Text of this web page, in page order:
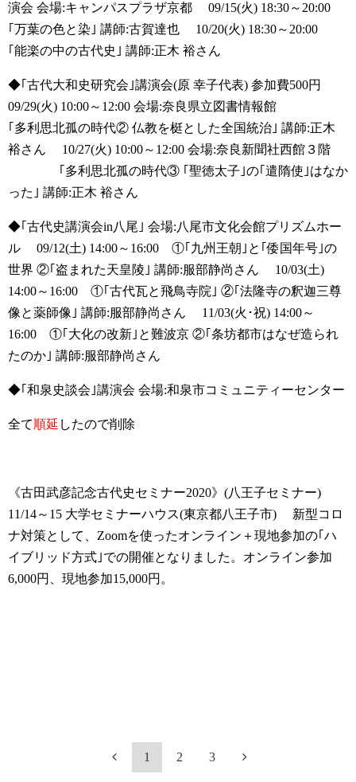
演会 会場:キャンパスプラザ京都 09/15(火) 18:30～20:00
｢万葉の色と染｣ 講師:古賀達也 10/20(火) 18:30～20:00
｢能楽の中の古代史｣ 講師:正木 裕さん
◆｢古代大和史研究会｣講演会(原 幸子代表) 参加費500円
09/29(火) 10:00～12:00 会場:奈良県立図書情報館
｢多利思北孤の時代② 仏教を梃とした全国統治｣ 講師:正木
裕さん 10/27(火) 10:00～12:00 会場:奈良新聞社西館３階
｢多利思北孤の時代③ ｢聖徳太子｣の｢遣隋使｣はなか
った｣ 講師:正木 裕さん
◆｢古代史講演会in八尾｣ 会場:八尾市文化会館プリズムホー
ル 09/12(土) 14:00～16:00 ①｢九州王朝｣と｢倭国年号｣の
世界 ②｢盗まれた天皇陵｣ 講師:服部静尚さん 10/03(土)
14:00～16:00 ①｢古代瓦と飛鳥寺院｣ ②｢法隆寺の釈迦三尊
像と薬師像｣ 講師:服部静尚さん 11/03(火･祝) 14:00～
16:00 ①｢大化の改新｣と難波京 ②｢条坊都市はなぜ造られ
たのか｣ 講師:服部静尚さん
◆｢和泉史談会｣講演会 会場:和泉市コミュニティーセンター
全て順延 したので削除
《古田武彦記念古代史セミナー2020》(八王子セミナー)
11/14～15 大学セミナーハウス(東京都八王子市) 新型コロ
ナ対策として、Zoomを使ったオンライン＋現地参加の｢ハ
イブリッド方式｣での開催となりました。オンライン参加
6,000円、現地参加15,000円。
1 2 3